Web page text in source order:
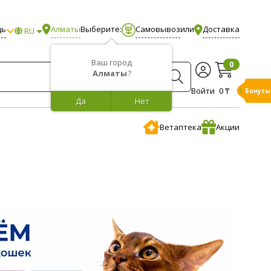
RU Алматы
Ваш город
Алматы?
Нет
Да
Выберите: Самовывозили Доставка
Войти
0
0 ₸
Ветаптека Акции
Бонусы